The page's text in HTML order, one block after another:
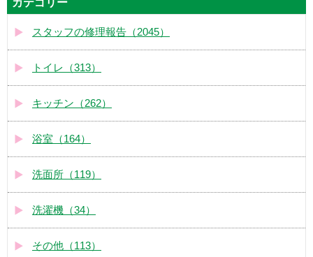
スタッフの修理報告（2045）
トイレ（313）
キッチン（262）
浴室（164）
洗面所（119）
洗濯機（34）
その他（113）